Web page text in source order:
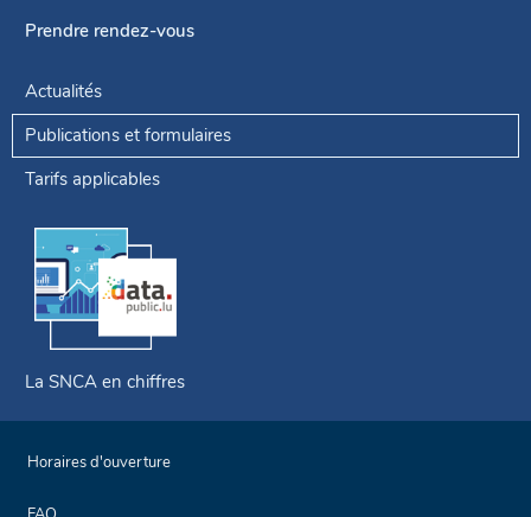
Prendre rendez-vous
Actualités
Publications et formulaires
Tarifs applicables
La SNCA en chiffres
Horaires d'ouverture